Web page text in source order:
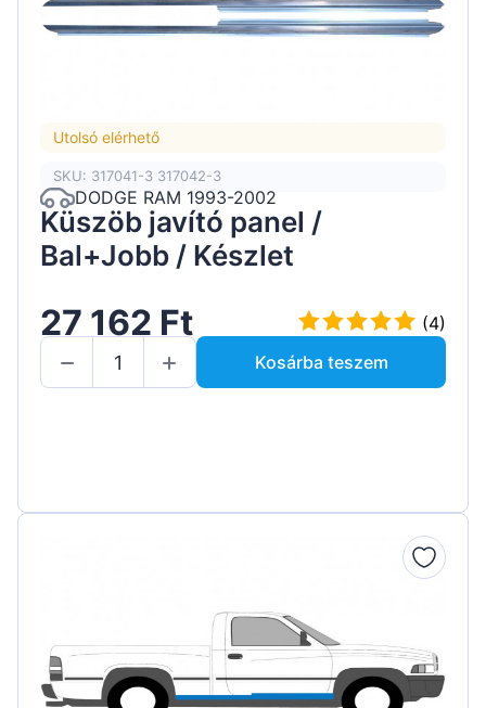
Utolsó elérhető
SKU: 317041-3 317042-3
DODGE RAM 1993-2002
Küszöb javító panel /
Bal+Jobb / Készlet
27 162 Ft
(4)
Kosárba teszem